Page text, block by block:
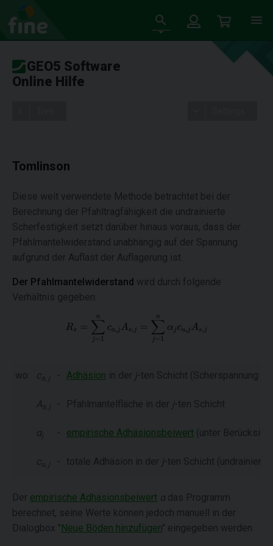
GEO5 Software
Online Hilfe
Tomlinson
Diese weit verwendete Methode betrachtet bei der
Berechnung der Pfahltragfähigkeit die undrainierte
Scherfestigkeit setzt darüber hinaus voraus, dass der
Pfahlmantelwiderstand unabhängig auf der Spannung
aufgrund der Auflast der Auflagerung ist.
Der Pfahlmantelwiderstand wird durch folgende
Verhältnis gegeben:
wo: c a, j - Adhäsion in der j-ten Schicht (Scherspannung
As, j - Pfahlmantelfläche in der j-ten Schicht
αj - empirische Adhäsionsbeiwert (unter
c u, j - totale Adhäsion in der j-ten Schicht
Der empirische Adhäsionsbeiwert α das Programm
berechnet, seine Werte können jedoch manuell in der
Dialogbox " Neue Böden hinzufügen" eingegeben werden.